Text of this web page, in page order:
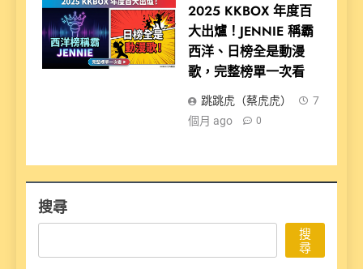
2025 KKBOX 年度百
大出爐！JENNIE 稱霸
西洋、日榜全是動漫
歌，完整榜單一次看
跳跳虎（蔡虎虎）
7
個月 ago
0
搜尋
搜
尋